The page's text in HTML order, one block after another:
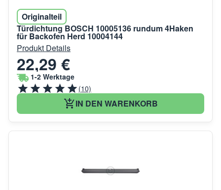
Originalteil
Türdichtung BOSCH 10005136 rundum 4Haken
für Backofen Herd 10004144
Produkt Details
22,29 €
1-2 Werktage
(10)
IN DEN WARENKORB